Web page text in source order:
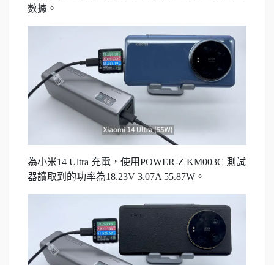
數據。
為小米14 Ultra 充電，使用POWER-Z KM003C 測試
器讀取到的功率為18.23V 3.07A 55.87W。